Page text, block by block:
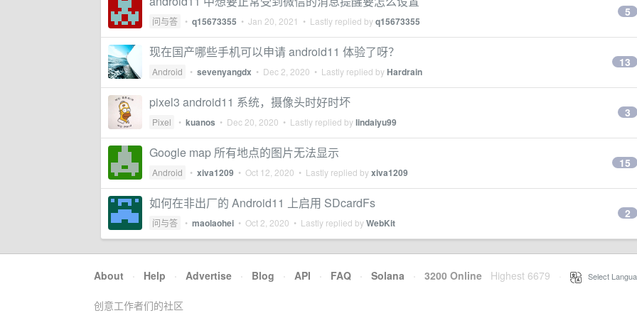
问与答 • q15673355 • Jan 20, 2021 • Lastly replied byq15673355
5
现在国产哪些手机可以申请 android11 体验了呀？
Android • sevenyangdx • Dec 2, 2020 • Lastly replied byHardrain
13
pixel3 android11 系统，摄像头时好时坏
Pixel • kuanos • Dec 20, 2020 • Lastly replied bylindaiyu99
3
Google map 所有地点的图片无法显示
Android • xiva1209 • Oct 12, 2020 • Lastly replied byxiva1209
15
如何在非出厂的 Android11 上启用 SDcardFs
问与答 • maolaohei • Oct 2, 2020 • Lastly replied byWebKit
2
About · Help · Advertise · Blog · API · FAQ · Solana · 3200 Online Highest 6679 Select
创意工作者们的社区